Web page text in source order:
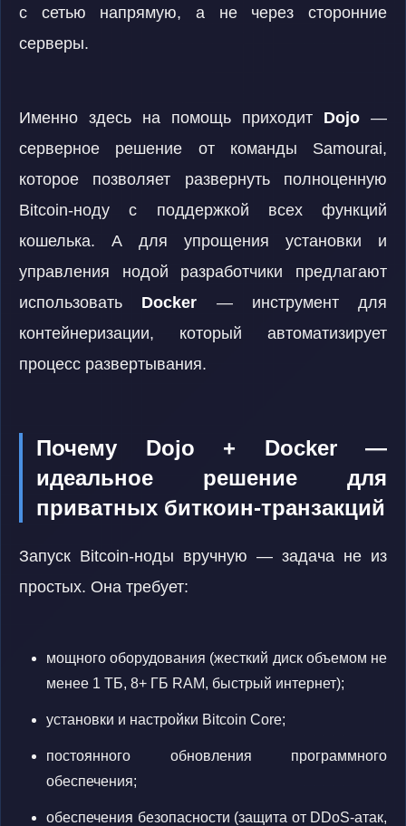
с сетью напрямую, а не через сторонние
серверы.
Именно здесь на помощь приходит Dojo —
серверное решение от команды Samourai,
которое позволяет развернуть полноценную
Bitcoin-ноду с поддержкой всех функций
кошелька. А для упрощения установки и
управления нодой разработчики предлагают
использовать Docker — инструмент для
контейнеризации, который автоматизирует
процесс развертывания.
Почему Dojo + Docker —
идеальное решение для
приватных биткоин-транзакций
Запуск Bitcoin-ноды вручную — задача не из
простых. Она требует:
мощного оборудования (жесткий диск объемом не
менее 1 ТБ, 8+ ГБ RAM, быстрый интернет);
установки и настройки Bitcoin Core;
постоянного обновления программного
обеспечения;
обеспечения безопасности (защита от DDoS-атак,